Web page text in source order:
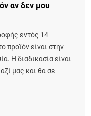
αν δεν μου
εντός 14
προϊόν είναι στην
Η διαδικασία είναι
μας και θα σε